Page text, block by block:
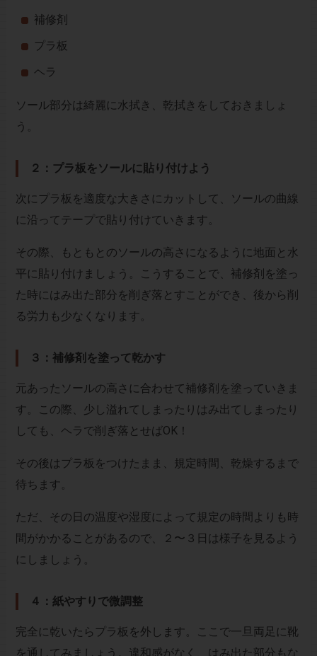
補修剤
プラ板
ヘラ
ソール部分は綺麗に水拭き、乾拭きをしておきましょ
う。
２：プラ板をソールに貼り付けよう
次にプラ板を適度な大きさにカットして、ソールの曲線
に沿ってテープで貼り付けていきます。
その際、もともとのソールの高さになるように地面と水
平に貼り付けましょう。こうすることで、補修剤を塗っ
た時にはみ出た部分を削ぎ落とすことができ、後から削
る労力も少なくなります。
３：補修剤を塗って乾かす
元あったソールの高さに合わせて補修剤を塗っていきま
す。この際、少し溢れてしまったりはみ出てしまったり
しても、ヘラで削ぎ落とせばOK！
その後はプラ板をつけたまま、規定時間、乾燥するまで
待ちます。
ただ、その日の温度や湿度によって規定の時間よりも時
間がかかることがあるので、２〜３日は様子を見るよう
にしましょう。
４：紙やすりで微調整
完全に乾いたらプラ板を外します。ここで一旦両足に靴
を通してみましょう。違和感がなく、はみ出た部分もな